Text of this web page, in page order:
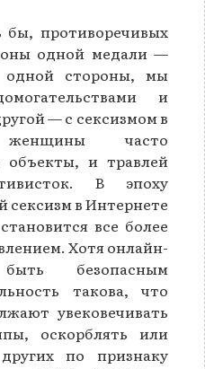
бы, противоречивых
одной медали —
одной стороны, мы
и
— с сексизмом в
часто
объекты, и травлей
В эпоху
сексизм в Интернете
все более
Хотя онлайн-
безопасным
такова, что
увековечивать
оскорблять или
по признаку